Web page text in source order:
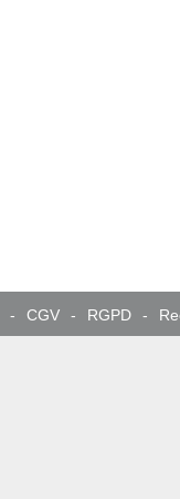
- CGV - RGPD -